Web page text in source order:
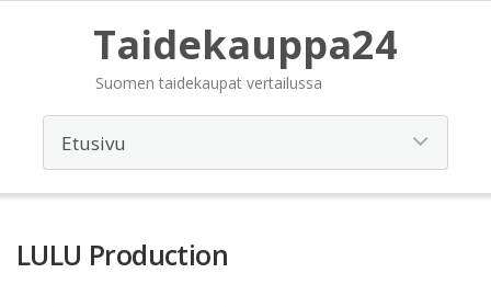
Taidekauppa24
Suomen taidekaupat vertailussa
LULU Production